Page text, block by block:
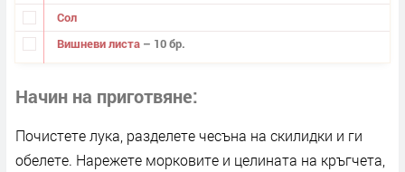
Сол
Вишневи листа – 10 бр.
Начин на приготвяне
Почистете лука, разделете чесъна на скилидки и ги
обелете. Нарежете морковите и целината на кръгчета,